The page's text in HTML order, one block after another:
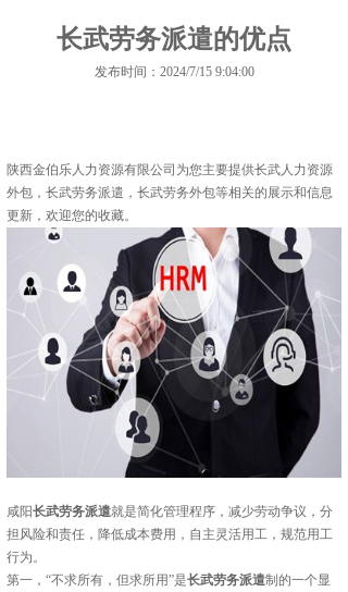
长武劳务派遣的优点
发布时间：2024/7/15 9:04:00
陕西金伯乐人力资源有限公司为您主要提供长武人力资源
外包 ，长武劳务派遣，长武劳务外包等相关的展示和信息
更新，欢迎您的收藏。
咸阳长武劳务派遣就是简化管理程序，减少劳动争议，分
担风险和责任，降低成本费用，自主灵活用工，规范用工
行为。
第一，“不求所有，但求所用”是长武劳务派遣制的一个显